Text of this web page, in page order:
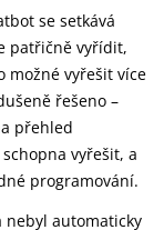
se setkává
patřičně vyřídit,
možné vyřešit více
řešeno –
přehled
vyřešit, a
programování.
nebyl automaticky